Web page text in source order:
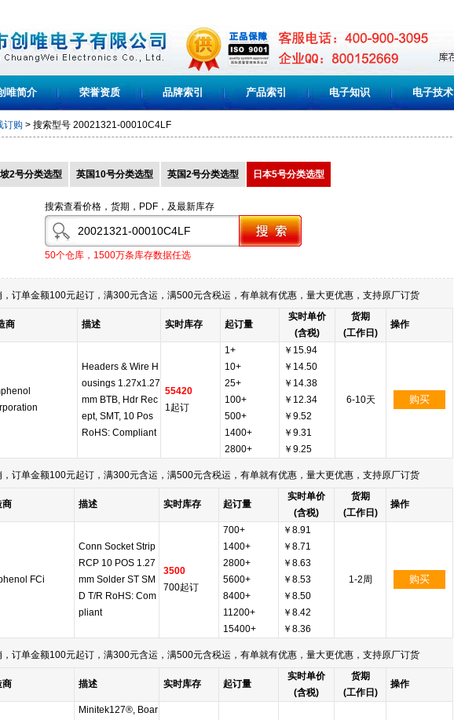
唯简介 荣誉资质 品牌索引 产品索引 电子知识 电子技术
订购 > 搜索型号 20021321-00010C4LF
2号分类选型 英国10号分类选型 英国2号分类选型 日本5号分类选型
搜索查看价格，货期，PDF，及最新库存
50个仓库，1500万条库存数据任选
订单金额100元起订，满300元含运，满500元含税运，有单就有优惠，量大更优惠，支持原厂订货
商 描述 实时库存 起订量
实时单价
(含税)
货期
(工作日)
操作
Headers & Wire H
ousings 1.27x1.27
mm BTB, Hdr Rec
ept, SMT, 10 Pos
RoHS: Compliant
55420
1起订
1+
10+
25+
100+
500+
1400+
2800+
￥15.94
￥14.50
￥14.38
￥12.34
￥9.52
￥9.31
￥9.25
6-10天 购买
订单金额100元起订，满300元含运，满500元含税运，有单就有优惠，量大更优惠，支持原厂订货
商 描述 实时库存 起订量
实时单价
(含税)
货期
(工作日)
操作
FCi
Conn Socket Strip
RCP 10 POS 1.27
mm Solder ST SM
D T/R RoHS: Com
pliant
3500
700起订
700+
1400+
2800+
5600+
8400+
11200+
15400+
￥8.91
￥8.71
￥8.63
￥8.53
￥8.50
￥8.42
￥8.36
1-2周 购买
订单金额100元起订，满300元含运，满500元含税运，有单就有优惠，量大更优惠，支持原厂订货
商 描述 实时库存 起订量
实时单价
(含税)
货期
(工作日)
操作
Minitek127®, Boar